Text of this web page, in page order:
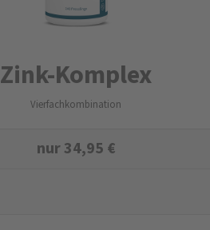
Zink-Komplex
Vierfachkombination
nur34,95 €